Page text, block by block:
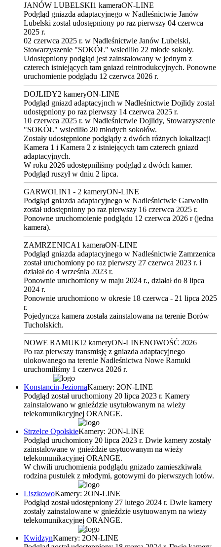
JANÓW LUBELSKI1 kameraON-LINE
Podgląd gniazda adaptacyjnego w Nadleśnictwie Janów
Lubelski został udostępniony po raz pierwszy 04 czerwca
2025 r.
02 czerwca 2025 r. w Nadleśnictwie Janów Lubelski,
Stowarzyszenie "SOKÓŁ" wsiedliło 22 młode sokoły.
Udostępniony podgląd jest zainstalowany w jednym z
czterech istniejących tam gniazd reintrodukcyjnych. Ponowne
uruchomienie podglądu 12 czerwca 2026 r.
DOJLIDY2 kameryON-LINE
Podgląd gniazd adaptacyjnch w Nadleśnictwie Dojlidy został
udostępniony po raz pierwszy 14 czerwca 2025 r.
10 czerwca 2025 r. w Nadleśnictwie Dojlidy, Stowarzyszenie
"SOKÓŁ" wsiedliło 20 młodych sokołów.
Zostały udostępnione podglądy z dwóch różnych lokalizacji
Kamera 1 i Kamera 2 z istniejących tam czterech gniazd
adaptacyjnych.
W roku 2026 udostępniliśmy podgląd z dwóch kamer.
Podgląd ruszył w dniu 2 lipca.
GARWOLIN1 - 2 kameryON-LINE
Podgląd gniazda adaptacyjnego w Nadleśnictwie Garwolin
został udostępniony po raz pierwszy 16 czerwca 2025 r.
Ponowne uruchomoienie podglądu 12 czerwca 2026 r (jedna
kamera).
ZAMRZENICA1 kameraON-LINE
Podgląd gniazda adaptacyjnego w Nadleśnictwie Zamrzenica
został uruchomiony po raz pierwszy 27 czerwca 2023 r. i
działał do 4 września 2023 r.
Ponownie uruchomiony w maju 2024 r., działał do 8 lipca
2024 r.
Ponownie uruchomiono w okresie 18 czerwca - 21 lipca 2025
r.
Pojedyncza kamera została zainstalowana na terenie Borów
Tucholskich.
NOWE RAMUKI2 kameryON-LINENOWOŚĆ 2026
Po raz pierwszy transmisję z gniazda adaptacyjnego
ulokowanego na terenie Nadleśnictwa Nowe Ramuki
uruchomiliśmy 1 czerwca 2026 r.
Konstancin-JeziornaKamery: 2ON-LINE
Podgląd został uruchomiony 20 lipca 2023 r. Kamery
zainstalowano w gnieździe usytułowanym na wieży
telekomunikacyjnej ORANGE.
Strzelce OpolskieKamery: 2ON-LINE
Podgląd uruchomiony 20 lipca 2023 r. Dwie kamery zostały
zainstalowane w gnieździe usytuowanym na wieży
telekomunikacyjnej ORANGE.
W chwili uruchomienia podglądu gnizado zamieszkiwała
rodzina pustułek z młodymi, gotowymi do pierwszych lotów.
LiszkowoKamery: 2ON-LINE
Podgląd został udostępniony 27 lutego 2024 r. Dwie kamery
zostały zainstalowane w gnieździe usytuowanym na wieży
telekomunikacyjnej ORANGE.
KwidzynKamery: 2ON-LINE